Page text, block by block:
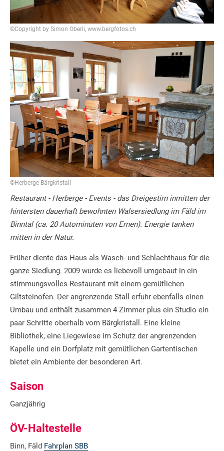
©Copyright by Simon Oberli, www.bergfotos.ch
©Herberge Bärgkristall
Restaurant - Herberge - Events - das Dreigestirn inmitten der
hintersten dauerhaft bewohnten Walsersiedlung im Fäld im
Binntal (ca. 20 Autominuten von Ernen). Energie tanken
mitten in der Natur.
Früher diente das Haus als Wasch- und Schlachthaus für die
ganze Siedlung. 2009 wurde es liebevoll umgebaut in ein
stimmungsvolles Restaurant mit einem gemütlichen
Giltsteinofen. Der angrenzende Stall erfuhr ebenfalls einen
Umbau und enthält zusammen 4 Zimmer plus ein Studio ein
paar Schritte oberhalb vom Bärgkristall. Eine kleine
Bibliothek, eine Liegewiese im Schutz der angrenzenden
Kapelle und ein Dorfplatz mit gemütlichen Gartentischen
bietet ein Ambiente der besonderen Art.
Saison
Ganzjährig
ÖV-Haltestelle
Binn, Fäld Fahrplan SBB